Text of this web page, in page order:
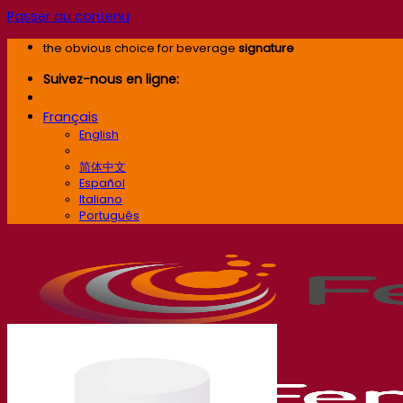
Passer au contenu
the obvious choice for beverage signature
Suivez-nous en ligne:
Français
English
简体中文
Español
Italiano
Português